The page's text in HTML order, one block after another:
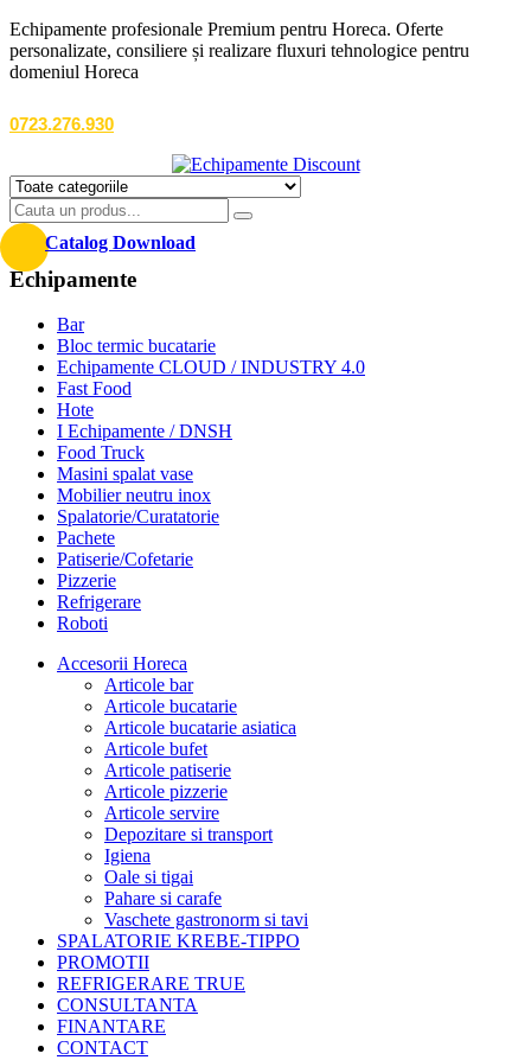
Echipamente profesionale Premium pentru Horeca. Oferte
personalizate, consiliere și realizare fluxuri tehnologice pentru
domeniul Horeca
0723.276.930
Catalog Download
Echipamente
Bar
Bloc termic bucatarie
Echipamente CLOUD / INDUSTRY 4.0
Fast Food
Hote
I Echipamente / DNSH
Food Truck
Masini spalat vase
Mobilier neutru inox
Spalatorie/Curatatorie
Pachete
Patiserie/Cofetarie
Pizzerie
Refrigerare
Roboti
Accesorii Horeca
Articole bar
Articole bucatarie
Articole bucatarie asiatica
Articole bufet
Articole patiserie
Articole pizzerie
Articole servire
Depozitare si transport
Igiena
Oale si tigai
Pahare si carafe
Vaschete gastronorm si tavi
SPALATORIE KREBE-TIPPO
PROMOTII
REFRIGERARE TRUE
CONSULTANTA
FINANTARE
CONTACT